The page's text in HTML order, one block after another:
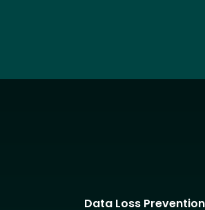
Data Loss